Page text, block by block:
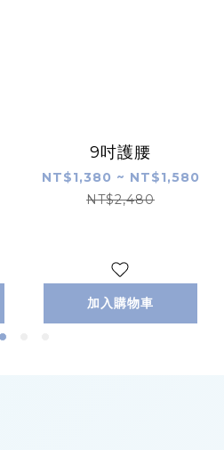
9吋護腰
NT$1,380 ~ NT$1,580
NT$2,480
加入購物車